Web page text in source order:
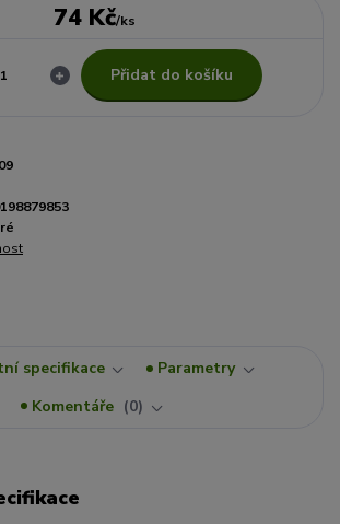
74 Kč/ks
Přidat do košíku
specifikace
Parametry
Komentáře
0